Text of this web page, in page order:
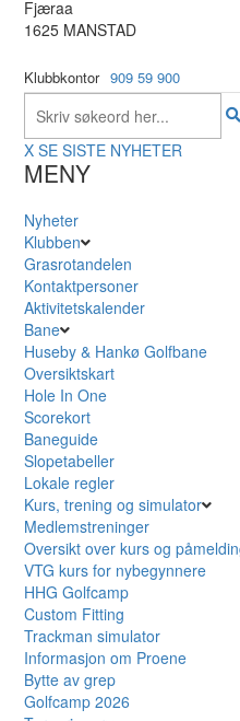
Fjæraa
1625 MANSTAD
Klubbkontor 909 59 900
X SE SISTE NYHETER
MENY
Nyheter
Klubben
Grasrotandelen
Kontaktpersoner
Aktivitetskalender
Bane
Huseby & Hankø Golfbane
Oversiktskart
Hole In One
Scorekort
Baneguide
Slopetabeller
Lokale regler
Kurs, trening og simulator
Medlemstreninger
Oversikt over kurs og
VTG kurs for nybegynnere
HHG Golfcamp
Custom Fitting
Trackman simulator
Informasjon om Proene
Bytte av grep
Golfcamp 2026